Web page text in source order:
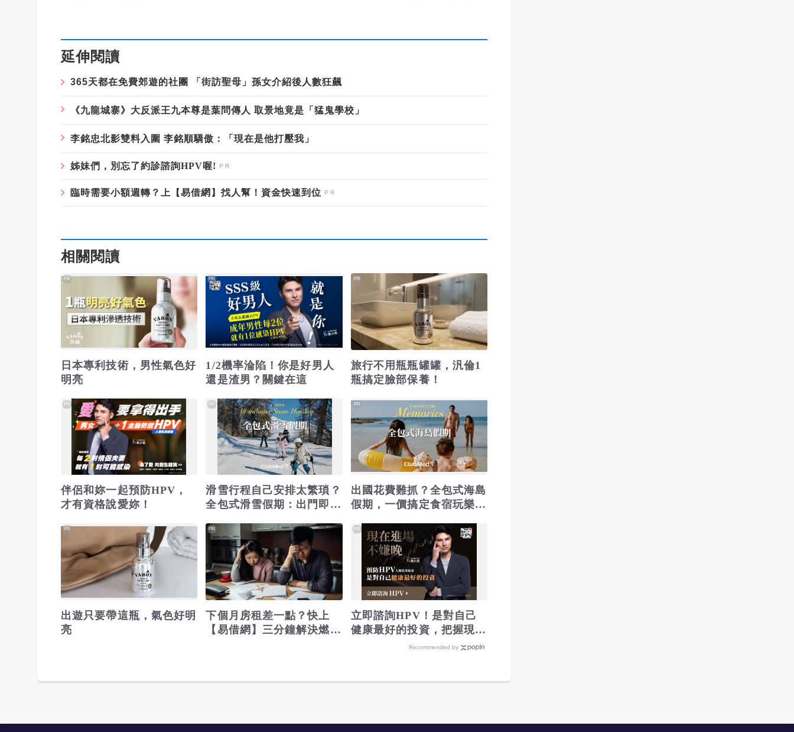
延伸閱讀
365天都在免費郊遊的社團 「街訪聖母」孫女介紹後人數狂飆
《九龍城寨》大反派王九本尊是葉問傳人 取景地竟是「猛鬼學校」
李銘忠北影雙料入圍 李銘順驕傲：「現在是他打壓我」
姊妹們，別忘了約診諮詢HPV喔!
臨時需要小額週轉？上【易借網】找人幫！資金快速到位
相關閱讀
日本專利技術，男性氣色好
明亮
PR
1/2機率淪陷！你是好男人
還是渣男？關鍵在這
PR
旅行不用瓶瓶罐罐，汎倫1
瓶搞定臉部保養！
PR
伴侶和妳一起預防HPV，
才有資格說愛妳！
PR
滑雪行程自己安排太繁瑣？
全包式滑雪假期：出門即雪
表！
PR
出國花費難抓？全包式海島
假期，一價搞定食宿玩樂，
PR
出遊只要帶這瓶，氣色好明
亮
PR
下個月房租差一點？快上
【易借網】三分鐘解決燃眉
PR
立即諮詢HPV！是對自己
健康最好的投資，把握現在
PR
Recommended by